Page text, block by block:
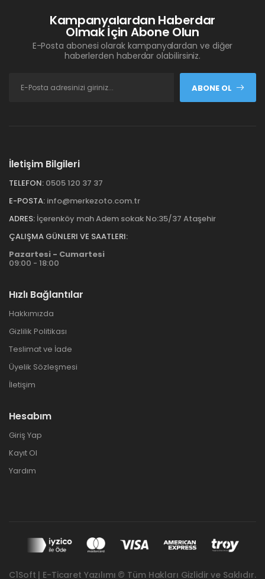
Kampanyalardan Haberdar
Olmak İçin Abone Olun
E-Posta abonesi olarak kampanyalardan ve diğer
haberlerden haberdar olabilirsiniz.
ABONE OL
İletişim Bilgileri
TELEFON: 0505 120 37 37
E-POSTA: info@merkezoto.com.tr
ADRES: İçerenköy mah Adem sokak No:35/37 Ataşehir
ÇALIŞMA GÜNLERI VE SAATLERI:
Pazartesi - Cumartesi
09:00 - 18:00
Hızlı Bağlantılar
Hakkımızda
Gizlilik Politikası
Teslimat ve İade
Üyelik Sözleşmesi
İletişim
Hesabım
Giriş Yap
Kayıt Ol
Yardım
C1Soft | E-Ticaret Yazılımı © Tüm Hakları Gizlidir ve Saklıdır.